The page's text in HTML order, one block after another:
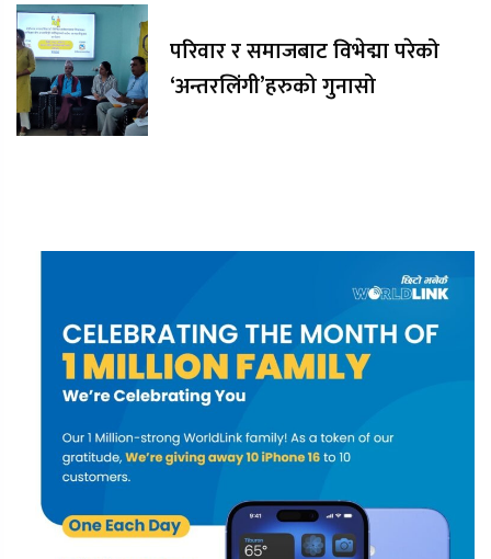
परिवार र समाजबाट विभेद्मा परेको
‘अन्तरलिंगी’हरुको गुनासो